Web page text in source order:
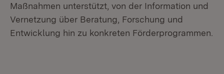
Maßnahmen unterstützt, von der Information und
Vernetzung über Beratung, Forschung und
Entwicklung hin zu konkreten Förderprogrammen.